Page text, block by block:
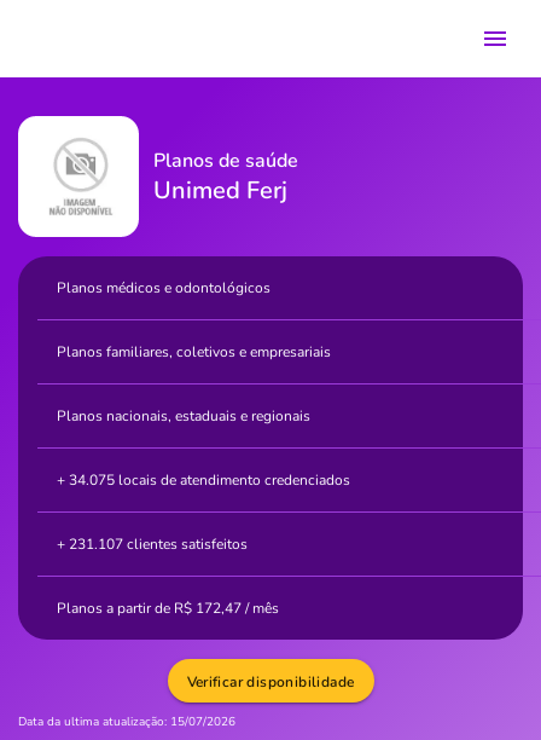
Planos de saúde
Unimed Ferj
Planos médicos e odontológicos
Planos familiares, coletivos e empresariais
Planos nacionais, estaduais e regionais
+ 34.075 locais de atendimento credenciados
+ 231.107 clientes satisfeitos
Planos a partir de R$ 172,47/ mês
Data da ultima atualização: 15/07/2026
Verificar disponibilidade